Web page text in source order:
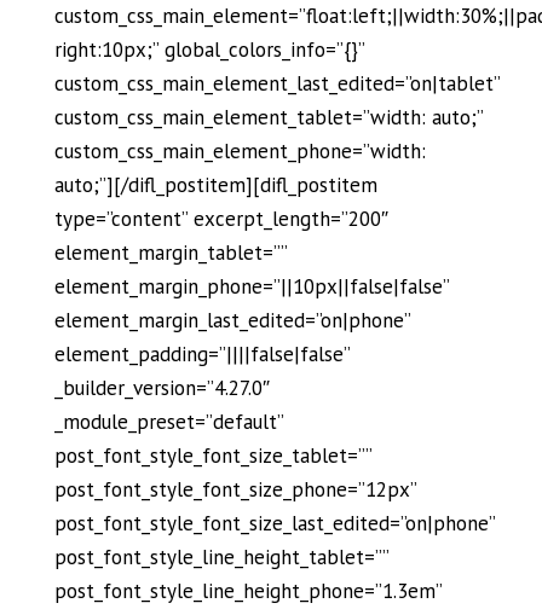
right:10px;” global_colors_info=”{}”
custom_css_main_element_last_edited=”on|tablet”
custom_css_main_element_tablet=”width: auto;”
custom_css_main_element_phone=”width:
auto;”][/difl_postitem][difl_postitem
type=”content” excerpt_length=”200″
element_margin_tablet=””
element_margin_phone=”||10px||false|false”
element_margin_last_edited=”on|phone”
element_padding=”||||false|false”
_builder_version=”4.27.0″
_module_preset=”default”
post_font_style_font_size_tablet=””
post_font_style_font_size_phone=”12px”
post_font_style_font_size_last_edited=”on|phone”
post_font_style_line_height_tablet=””
post_font_style_line_height_phone=”1.3em”